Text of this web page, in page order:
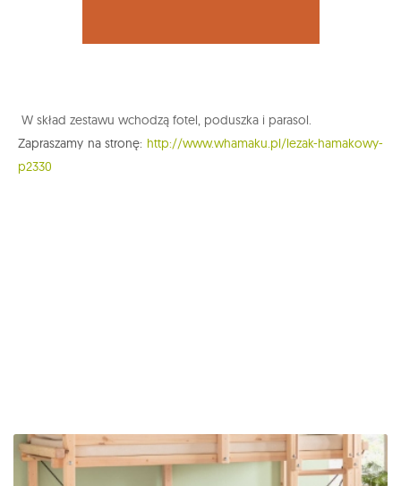
W skład zestawu wchodzą fotel, poduszka i parasol.
Zapraszamy na stronę: http://www.whamaku.pl/lezak-hamakowy-
p2330